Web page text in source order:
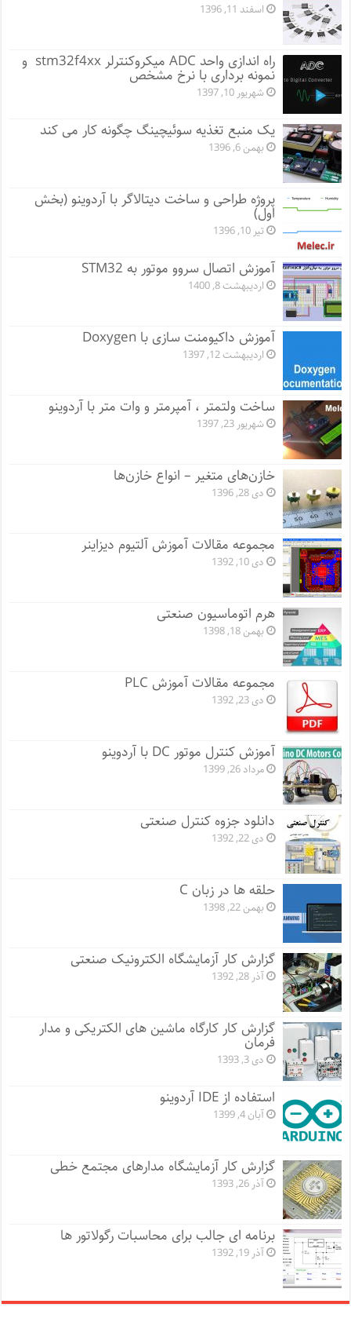
اسفند 11, 1396
راه اندازی واحد ADC میکروکنترلر stm32f4xx و
نمونه برداری با نرخ مشخص
شهریور 10, 1397
یک منبع تغذیه سوئیچینگ چگونه کار می کند
بهمن 6, 1396
پروژه طراحی و ساخت دیتالاگر با آردوینو (بخش
اول)
تیر 10, 1396
آموزش اتصال سروو موتور به STM32
اردیبهشت 8, 1400
آموزش داکیومنت سازی با Doxygen
اردیبهشت 12, 1397
ساخت ولتمتر ، آمپرمتر و وات متر با آردوینو
شهریور 23, 1397
خازن‌های متغیر – انواع خازن‌ها
دی 28, 1396
مجموعه مقالات آموزش آلتیوم دیزاینر
دی 10, 1392
هرم اتوماسیون صنعتی
بهمن 18, 1398
مجموعه مقالات آموزش PLC
دی 23, 1392
آموزش کنترل موتور DC با آردوینو
مرداد 26, 1399
دانلود جزوه کنترل صنعتی
دی 22, 1392
حلقه ها در زبان C
بهمن 22, 1398
گزارش کار آزمایشگاه الکترونیک صنعتی
آذر 28, 1392
گزارش کار کارگاه ماشین های الکتریکی و مدار
فرمان
دی 3, 1393
استفاده از IDE آردوینو
آبان 4, 1399
گزارش کار آزمایشگاه مدارهای مجتمع خطی
آذر 26, 1393
برنامه ای جالب برای محاسبات رگولاتور ها
آذر 19, 1392